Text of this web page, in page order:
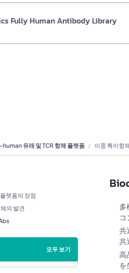
Fully Human Antibody Library
유래 및 TCR 항체 플랫폼 이중 특이항
랫폼의 장점
의 발견
모두 보기
多
コ
共
共
高
を